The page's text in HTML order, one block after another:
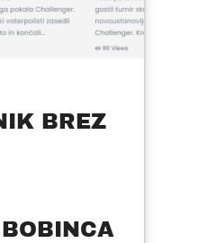
BREZ